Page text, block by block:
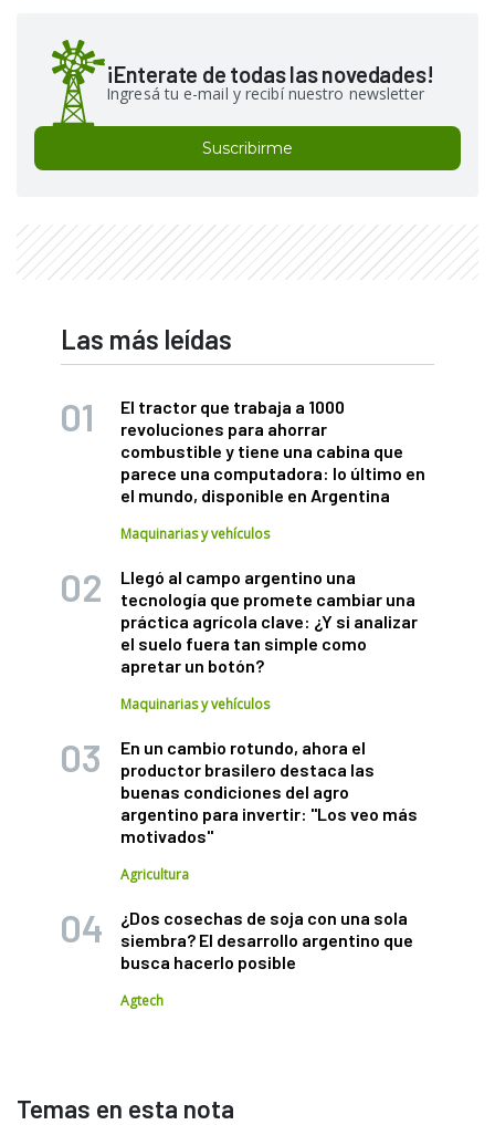
¡Enterate de todas las novedades!
Ingresá tu e-mail y recibí nuestro newsletter
Suscribirme
Las más leídas
El tractor que trabaja a 1000
revoluciones para ahorrar
combustible y tiene una cabina que
parece una computadora: lo último en
el mundo, disponible en Argentina
Maquinarias y vehículos
Llegó al campo argentino una
tecnología que promete cambiar una
práctica agrícola clave: ¿Y si analizar
el suelo fuera tan simple como
apretar un botón?
Maquinarias y vehículos
En un cambio rotundo, ahora el
productor brasilero destaca las
buenas condiciones del agro
argentino para invertir: "Los veo más
motivados"
Agricultura
¿Dos cosechas de soja con una sola
siembra? El desarrollo argentino que
busca hacerlo posible
Agtech
Temas en esta nota